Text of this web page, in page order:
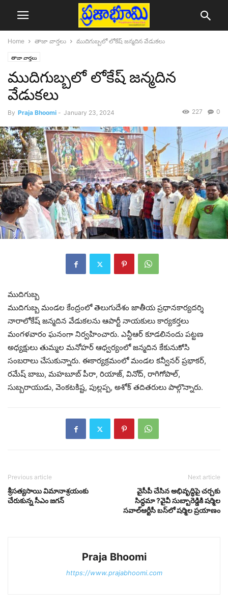
Home తాజా వార్తలు ముదిగుబ్బలో లోకేష్ జన్మదిన వేడుకలు
తాజా వార్తలు
ముదిగుబ్బలో లోకేష్ జన్మదిన
వేడుకలు
By Praja Bhoomi - January 23, 2024 0
227
ముదిగుబ్బ
ముదిగుబ్బ మండల కేంద్రంలో తెలుగుదేశం జాతీయ ప్రధానకార్యదర్శి
నారాలోకేష్ జన్మదిన వేడుకలను ఆపార్టీ నాయకులు కార్యకర్తలు
మంగళవారం ఘనంగా నిర్వహించారు. ఎన్టీఆర్ కూడలినందు పట్టణ
అధ్యక్షులు తుమ్మల మనోహర్ ఆధ్వర్యంలో జన్మదిన కేకునుకోసి
సంబరాలు చేసుకున్నారు. ఈకార్యక్రమంలో మండల కన్వీనర్ ప్రభాకర్,
రమేష్ బాబు, మహబూబ్ పీరా, రియాజ్, వినోద్, రాగిగోపాల్,
సుబ్బరాయుడు, వెంకటకిష్ట, పుల్లప్ప, అశోక్ తదితరులు పాల్గొన్నారు.
Previous article
శ్రీసత్యసాయి విమానాశ్రయంకు
చేరుకున్న సీఎం జగన్
Next article
వైసీపీ చేసిన అభివృద్ధిపై చర్చకు
సిద్ధమా ?వైవీ సుబ్బారెడ్డికి షర్మిల
సవాల్ఆర్టీసీ బస్‌లో షర్మిల ప్రయాణం
Praja Bhoomi
https://www.prajabhoomi.com